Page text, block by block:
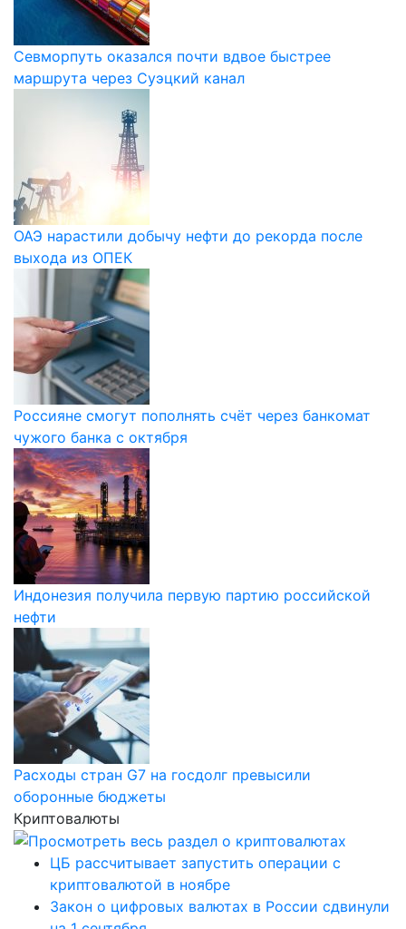
Севморпуть оказался почти вдвое быстрее
маршрута через Суэцкий канал
ОАЭ нарастили добычу нефти до рекорда после
выхода из ОПЕК
Россияне смогут пополнять счёт через банкомат
чужого банка с октября
Индонезия получила первую партию российской
нефти
Расходы стран G7 на госдолг превысили
оборонные бюджеты
Криптовалюты
ЦБ рассчитывает запустить операции с
криптовалютой в ноябре
Закон о цифровых валютах в России сдвинули